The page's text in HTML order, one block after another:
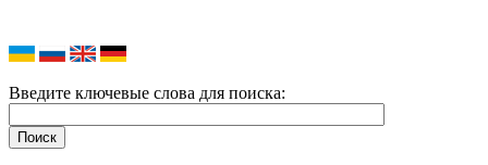
Введите ключевые слова для поиска: